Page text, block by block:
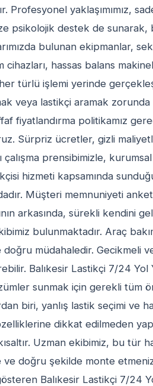
yaklaşımımız,
psikolojik destek de sunarak,
bulunan ekipmanlar,
hassas balans
türlü işlemi yerinde
veya lastikçi aramak zorunda
fiyatlandırma politikamız
Sürpriz ücretler, gizli
prensibimizle,
hizmeti kapsamında
Müşteri memnuniyeti
arkasında, sürekli kendini
bulunmaktadır. Araç
müdahaledir. Gecikmeli
Balıkesir Lastikçi 7/24 Yol
sunmak için gerekli tüm
biri, yanlış lastik seçimi ve
dikkat edilmeden
Uzman ekibimiz, bu tür
ve doğru şekilde monte
Balıkesir Lastikçi 7/24